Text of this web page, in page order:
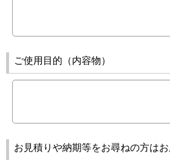
ご使用目的（内容物）
お見積りや納期等をお尋ねの方は